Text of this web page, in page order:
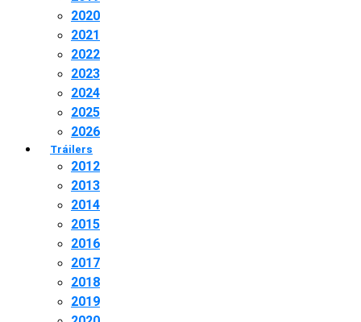
2020
2021
2022
2023
2024
2025
2026
Tráilers
2012
2013
2014
2015
2016
2017
2018
2019